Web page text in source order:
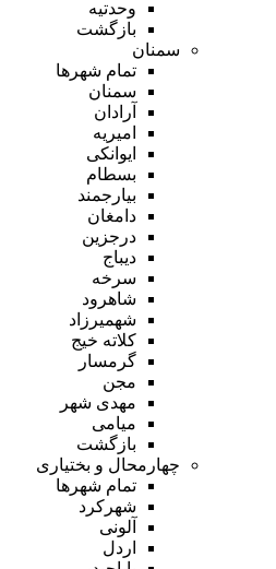
وحدتیه
بازگشت
سمنان
تمام شهر‌ها
سمنان
آرادان
امیریه
ایوانکی
بسطام
بیارجمند
دامغان
درجزین
دیباج
سرخه
شاهرود
شهمیرزاد
کلاته خیج
گرمسار
مجن
مهدی شهر
میامی
بازگشت
چهارمحال و بختیاری
تمام شهر‌ها
شهرکرد
آلونی
اردل